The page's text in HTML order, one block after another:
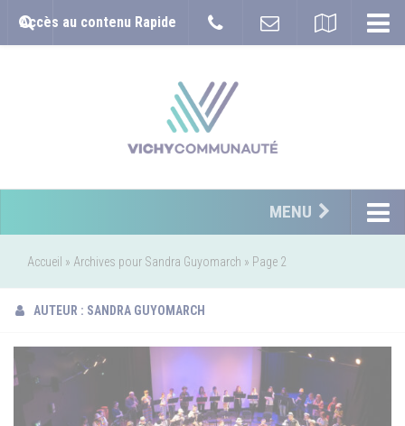
Accès au contenu Rapide
MENU
Accueil » Archives pour Sandra Guyomarch » Page 2
AUTEUR : SANDRA GUYOMARCH